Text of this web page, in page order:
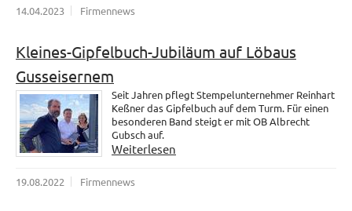
14.04.2023 Firmennews
Kleines-Gipfelbuch-Jubiläum auf Löbaus
Gusseisernem
Seit Jahren pflegt Stempelunternehmer Reinhart
Keßner das Gipfelbuch auf dem Turm. Für einen
besonderen Band steigt er mit OB Albrecht
Gubsch auf.
Weiterlesen
19.08.2022 Firmennews